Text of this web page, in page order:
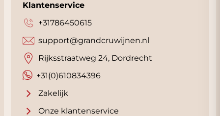
Klantenservice
+31786450615
+31(0)610834396
support@grandcruwijnen.nl
Rijksstraatweg 24, Dordrecht
Zakelijk
Onze klantenservice